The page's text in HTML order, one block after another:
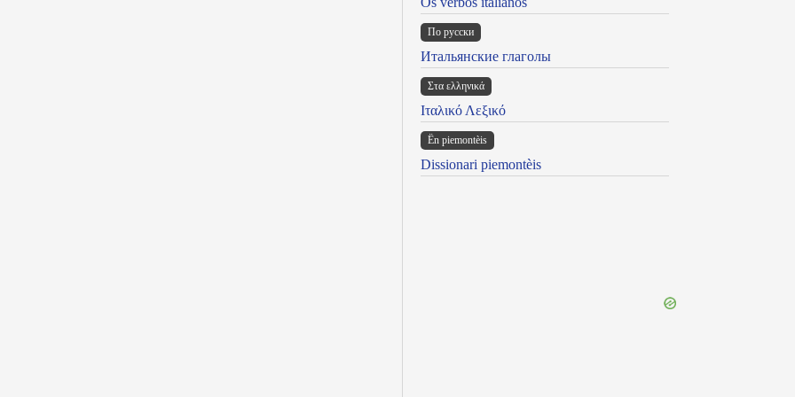
По русски
Итальянские глаголы
Στα ελληνικά
Ιταλικό Λεξικό
Ën piemontèis
Dissionari piemontèis